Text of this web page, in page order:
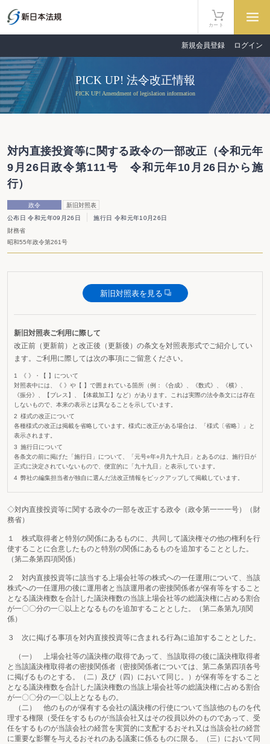
カート
新規会員登録 ログイン
PICK UP! 法令改正情報
PICK UP! Amendment of legislation information
対内直接投資等に関する政令の一部改正（令和元年
9月26日政令第111号 令和元年10月26日から施
行）
政令
新旧対照表
公布日 令和元年09月26日
施行日 令和元年10月26日
財務省
昭和55年政令第261号
新旧対照表を見る
新旧対照表ご利用に際して
改正前（更新前）と改正後（更新後）の条文を対照表形式でご紹介してい
ます。ご利用に際しては次の事項にご留意ください。
《 》・【 】について
対照表中には、《 》や【 】で囲まれている箇所（例：《合成》、《数式》、《横》、
《振分》、【ブレス】、【体裁加工】など）があります。これは実際の法令条文には存在
しないもので、本来の表示とは異なることを示しています。
様式の改正について
各種様式の改正は掲載を省略しています。様式に改正がある場合は、「様式〔省略〕」と
表示されます。
施行日について
各条文の前に掲げた「施行日」について、「元号○年○月九十九日」とあるのは、施行日が
正式に決定されていないもので、便宜的に「九十九日」と表示しています。
弊社の編集担当者が独自に選んだ法改正情報をピックアップして掲載しています。
◇対内直接投資等に関する政令の一部を改正する政令（政令第一一一号）（財
務省）
１ 株式取得者と特別の関係にあるものに、共同して議決権その他の権利を行
使することに合意したものと特別の関係にあるものを追加することとした。
（第二条第四項関係）
２ 対内直接投資等に該当する上場会社等の株式への一任運用について、当該
株式への一任運用の後に運用者と当該運用者の密接関係者が保有等をすること
となる議決権数を合計した議決権数の当該上場会社等の総議決権に占める割合
が一〇〇分の一〇以上となるものを追加することとした。（第二条第九項関
係）
３ 次に掲げる事項を対内直接投資等に含まれる行為に追加することとした。
（一） 上場会社等の議決権の取得であって、当該取得の後に議決権取得者
と当該議決権取得者の密接関係者（密接関係者については、第二条第四項各号
に掲げるものとする。（二）及び（四）において同じ。）が保有等をすること
となる議決権数を合計した議決権数の当該上場会社等の総議決権に占める割合
が一〇〇分の一〇以上となるもの。
（二） 他のものが保有する会社の議決権の行使について当該他のものを代
理する権限（受任をするものが当該会社又はその役員以外のものであって、受
任をするものが当該会社の経営を実質的に支配するおそれ又は当該会社の経営
に重要な影響を与えるおそれのある議案に係るものに限る。（三）において同